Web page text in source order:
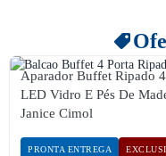
Aparador Buffet Ripado
LED Vidro E Pés De
Janice Cimol
PRONTA ENTREGA